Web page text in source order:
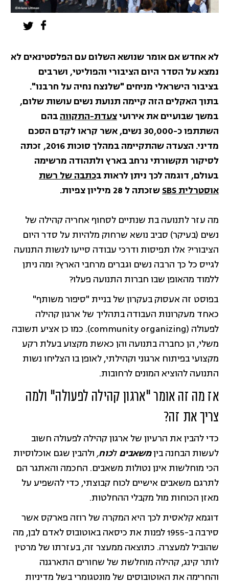
לא אחדש אם אומר שנושא השלום עם הפלסטינאים לא
נמצא על הסדר היום הציבורי והפוליטי, ושרבים
בציבור הישראלי מניחים "שלנצח נחיה על חרבנו".
בתוך האקלים הזה קיימה תנועת נשים עושות שלום,
במשך שבועיים את אירועיצעדת-התקווהבהם
השתתפו כ-30,000 נשים, אשר קראו לקדם הסכם
מדיני.
הצעדה שהתקיימה במהלך סוכות 2016, זכתה
לסיקור תקשורתי נרחב בארץ ולתהודה מרשימה
בעולם, דוגמה לכך ניתן לראות בכתבה של רשת
אוסטרלית SBS
שזכתה ל 28 מיליון צפיות.
מה עזר לתנועה בת שנתיים לסחוף אחריה קהילה של
נשים (בעיקר) סביב נושא שרחוק מלהיות על סדר היום
הציבורי? אלו תפיסות ודרכי עבודה סייעו לנשות התנועה
לגייס כל כך הרבה נשים וגברים מרחבי הארץ? ומה ניתן
ללמוד מהאופן שבו חברות התנועה פעלו?
בפוסט זה אעסוק בעקרון של בניית "סיפור משותף"
כאחד מעקרונות העבודה בתהליך של ארגון קהילה
לפעולה (community organizing). כמו כן אציע תשובה
משלי, הן כחברה בתנועה והן כאשת מקצוע בעלת רקע
מקצועי בפיתוח ארגוני וקהילתי, לאופן בו הצליחו נשות
התנועה להוציא המונים לרחובות.
אז מה זה אומר "ארגון קהילה לפעולה" ולמה
צריך את זה?
כדי להבין את הרעיון של ארגון קהילה לפעולה חשוב
לעשות הבחנה ביןמשאבים לכוח, ולהבין שגם אוכלוסיות
הכי מוחלשות אינן נטולות משאבים. החכמה והאתגר הם
לתרגם משאבים אישיים לכוח קבוצתי, כדי להשפיע על
מאזן הכוחות מול מקבלי ההחלטות.
דוגמא קלאסית לכך היא המקרה של רוזה פארקס אשר
סירבה ב-1955 לפנות את כיסאה באוטובוס לאדם לבן, מה
שהוביל למעצרה. כתוצאה ממעצר זה, בעזרתו של מרטין
לותר קינג, קהילה מוחלשת של שחורים התארגנה
והחרימה את האוטובוסים של מונטגומרי בשל מדיניות